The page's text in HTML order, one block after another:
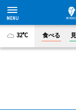
32°C 食べる